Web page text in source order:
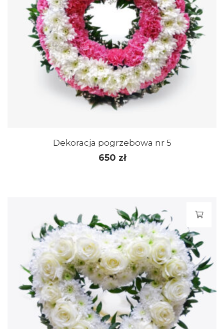
Dekoracja pogrzebowa nr 5
650 zł